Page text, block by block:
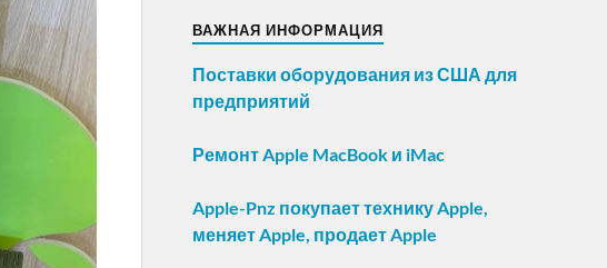
ВАЖНАЯ ИНФОРМАЦИЯ
Поставки оборудования из США для
предприятий
Ремонт Apple MacBook и iMac
Apple-Pnz покупает технику Apple,
меняет Apple, продает Apple